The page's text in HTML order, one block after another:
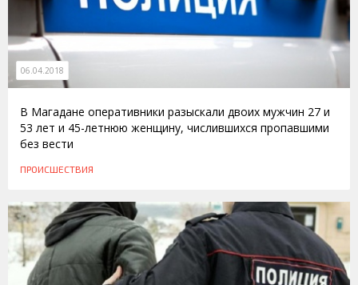
06.04.2018
В Магадане оперативники разыскали двоих мужчин 27 и
53 лет и 45-летнюю женщину, числившихся пропавшими
без вести
ПРОИСШЕСТВИЯ